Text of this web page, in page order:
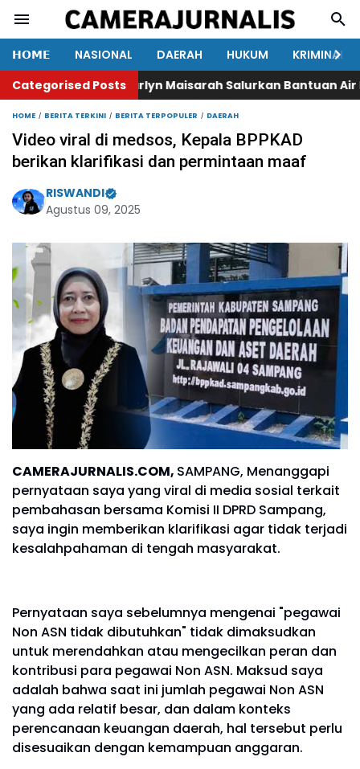
𝗛𝗢𝗠𝗘 NASIONAL DAERAH HUKUM
KRIMINAL
Categorised PostsMarlyn Maisarah Salurkan Bantuan Air Bersih
HOME BERITA TERKINI BERITA TERPOPULER DAERAH
Video viral di medsos, Kepala BPPKAD
berikan klarifikasi dan permintaan maaf
RISWANDI
Agustus 09, 2025
CAMERAJURNALIS.COM, SAMPANG, Menanggapi
pernyataan saya yang viral di media sosial terkait
pembahasan bersama Komisi II DPRD Sampang,
saya ingin memberikan klarifikasi agar tidak terjadi
kesalahpahaman di tengah masyarakat.
Pernyataan saya sebelumnya mengenai "pegawai
Non ASN tidak dibutuhkan" tidak dimaksudkan
untuk merendahkan atau mengecilkan peran dan
kontribusi para pegawai Non ASN. Maksud saya
adalah bahwa saat ini jumlah pegawai Non ASN
yang ada relatif besar, dan dalam konteks
perencanaan keuangan daerah, hal tersebut perlu
disesuaikan dengan kemampuan anggaran.